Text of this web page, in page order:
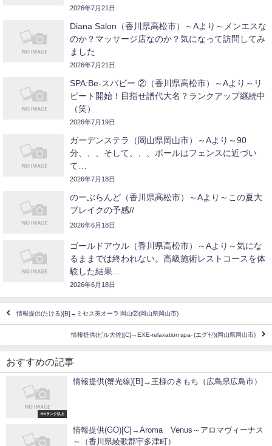
2026年7月21日
Diana Salon（香川県高松市）～Aより～メンエスな
のか？マッサージ店なのか？気になって訪問してみ
ました
2026年7月21日
SPA:Be-スパビー ②（香川県高松市）～Aより～リ
ピート開始！目指せ譜代大名？ランクアップ継続中
（笑）
2026年7月19日
ガーデンステラ（岡山県岡山市）～Aより～90
分、、、そして、、、ボールはフェンスに近づい
て…
2026年7月18日
のーぶらんど（香川県高松市）～Aより～この夏大
ブレイクの予感//
2026年6月18日
ゴールドアウル（香川県高松市）～Aより～気にな
るままでは終われない。高級施術レストコースを体
験した結果…
2026年6月18日
情報提供(たける)[B]→ミセス美オーラ 岡山②(岡山県岡山市)
情報提供(ビル大佐)[C]→EXE-relaxation spa- (エグゼ)(岡山県岡山市)
おすすめの記事
※Aランク以上
情報提供(蟹光線)[B]→王様のきもち（広島県広島市）
情報提供(GO)[C]→Aroma Venus～アロマヴィーナス
～（香川県綾歌郡宇多津町）